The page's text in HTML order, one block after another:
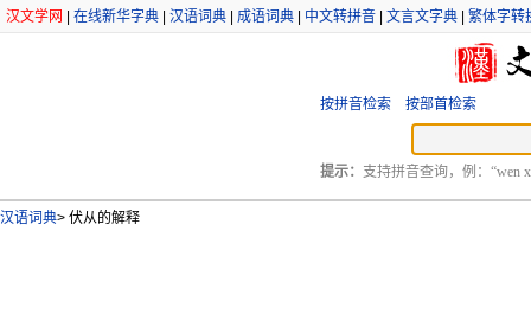
汉文学网 在线新华字典 汉语词典 成语词典 中文转拼音 文言文字典 繁体字转
按拼音检索 按部首检索
提示： 支持拼音查询，例：“wen
汉语词典> 伏从的解释